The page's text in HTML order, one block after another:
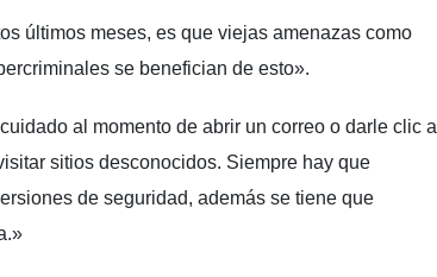
últimos meses, es que viejas amenazas como
se benefician de esto».
al momento de abrir un correo o darle clic a
sitios desconocidos. Siempre hay que
de seguridad, además se tiene que